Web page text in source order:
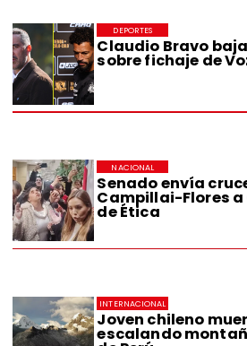
Claudio Bravo
sobre fichaje de
DEPORTES
Senado envía
Campillai-Flores a
de Ética
NACIONAL
Joven chileno
escalando
INTERNACIONAL